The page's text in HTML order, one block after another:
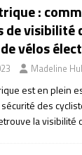
:
de visibilité
vélos
Madeline
est en plein
des
la visibilité